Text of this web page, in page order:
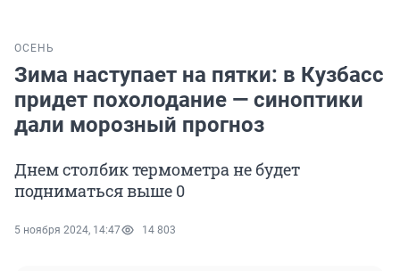
ОСЕНЬ
Зима наступает на пятки: в Кузбасс
придет похолодание — синоптики
дали морозный прогноз
Днем столбик термометра не будет
подниматься выше 0
5 ноября 2024, 14:47 14 803